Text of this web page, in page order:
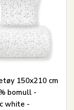
150x210 cm
bomull -
white -